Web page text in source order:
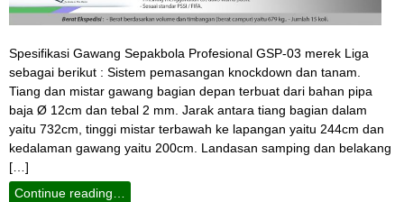
Spesifikasi Gawang Sepakbola Profesional GSP-03 merek Liga
sebagai berikut : Sistem pemasangan knockdown dan tanam.
Tiang dan mistar gawang bagian depan terbuat dari bahan pipa
baja Ø 12cm dan tebal 2 mm. Jarak antara tiang bagian dalam
yaitu 732cm, tinggi mistar terbawah ke lapangan yaitu 244cm dan
kedalaman gawang yaitu 200cm. Landasan samping dan belakang
[…]
Continue reading…